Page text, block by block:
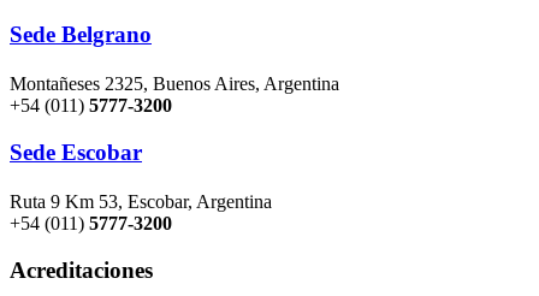
Sede Belgrano
Montañeses 2325, Buenos Aires, Argentina
+54 (011) 5777-3200
Sede Escobar
Ruta 9 Km 53, Escobar, Argentina
+54 (011) 5777-3200
Acreditaciones